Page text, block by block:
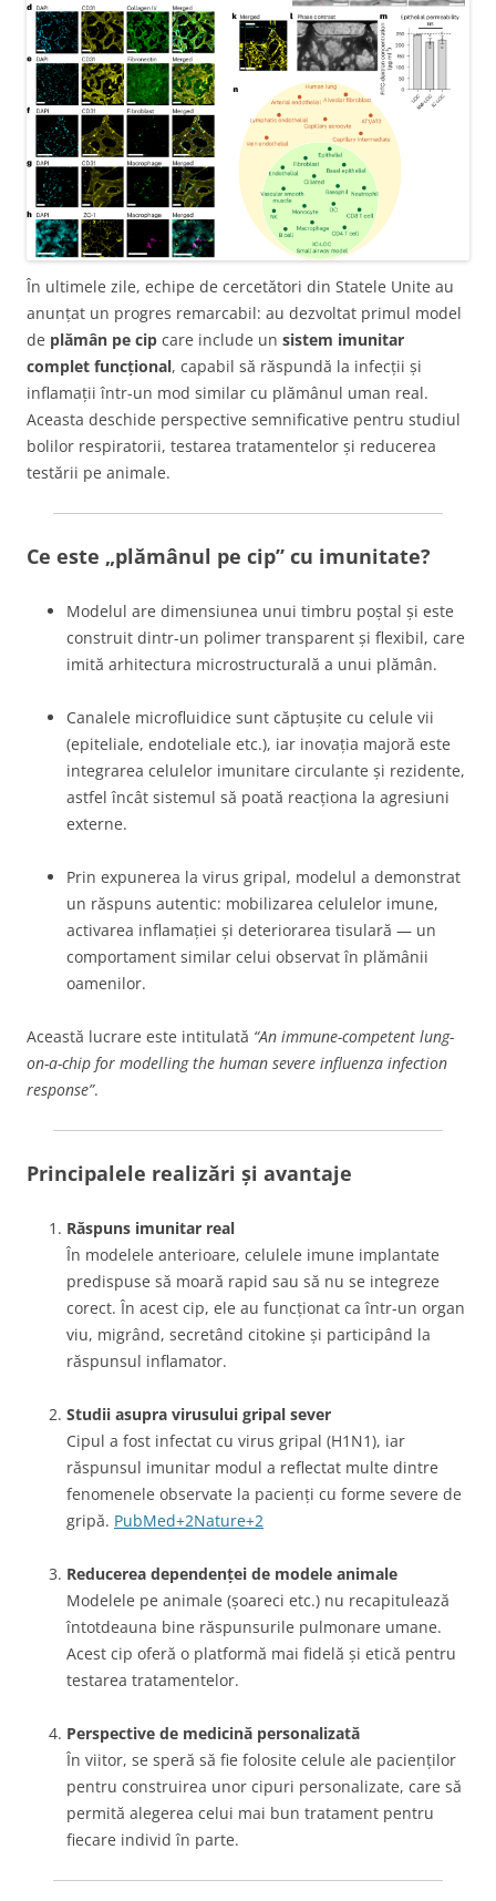
În ultimele zile, echipe de cercetători din Statele Unite au
anunțat un progres remarcabil: au dezvoltat primul model
de plămân pe cip care include un sistem imunitar
complet funcțional, capabil să răspundă la infecții și
inflamații într-un mod similar cu plămânul uman real.
Aceasta deschide perspective semnificative pentru studiul
bolilor respiratorii, testarea tratamentelor și reducerea
testării pe animale.
Ce este „plămânul pe cip” cu imunitate?
Modelul are dimensiunea unui timbru poștal și este
construit dintr-un polimer transparent și flexibil, care
imită arhitectura microstructurală a unui plămân.
Canalele microfluidice sunt căptușite cu celule vii
(epiteliale, endoteliale etc.), iar inovația majoră este
integrarea celulelor imunitare circulante și rezidente,
astfel încât sistemul să poată reacționa la agresiuni
externe.
Prin expunerea la virus gripal, modelul a demonstrat
un răspuns autentic: mobilizarea celulelor imune,
activarea inflamației și deteriorarea tisulară — un
comportament similar celui observat în plămânii
oamenilor.
Această lucrare este intitulată “An immune-competent lung-
on-a-chip for modelling the human severe influenza infection
response”.
Principalele realizări și avantaje
Răspuns imunitar real
În modelele anterioare, celulele imune implantate
predispuse să moară rapid sau să nu se integreze
corect. În acest cip, ele au funcționat ca într-un organ
viu, migrând, secretând citokine și participând la
răspunsul inflamator.
Studii asupra virusului gripal sever
Cipul a fost infectat cu virus gripal (H1N1), iar
răspunsul imunitar modul a reflectat multe dintre
fenomenele observate la pacienți cu forme severe de
gripă. PubMed+2Nature+2
Reducerea dependenței de modele animale
Modelele pe animale (șoareci etc.) nu recapitulează
întotdeauna bine răspunsurile pulmonare umane.
Acest cip oferă o platformă mai fidelă și etică pentru
testarea tratamentelor.
Perspective de medicină personalizată
În viitor, se speră să fie folosite celule ale pacienților
pentru construirea unor cipuri personalizate, care să
permită alegerea celui mai bun tratament pentru
fiecare individ în parte.